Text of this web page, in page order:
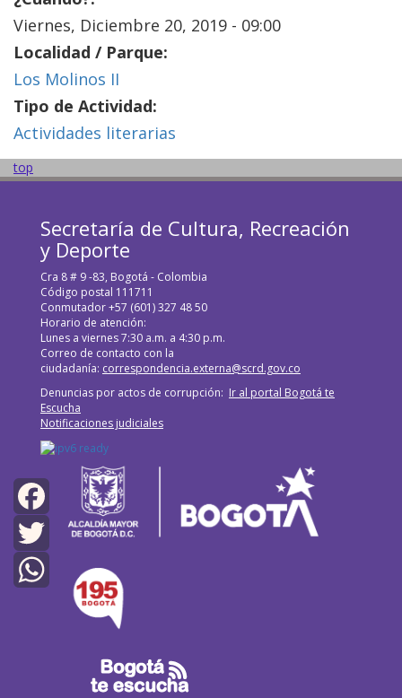
Viernes, Diciembre 20, 2019 - 09:00
Localidad / Parque:
Los Molinos II
Tipo de Actividad:
Actividades literarias
Facebook
Twitter
top
Secretaría de Cultura, Recreación
y Deporte
Cra 8 # 9 -83, Bogotá - Colombia
Código postal 111711
Conmutador +57 (601) 327 48 50
Horario de atención:
Lunes a viernes 7:30 a.m. a 4:30 p.m.
Correo de contacto con la
ciudadanía: correspondencia.externa@scrd.gov.co
Denuncias por actos de corrupción: Ir al portal Bogotá te
Escucha
Notificaciones judiciales